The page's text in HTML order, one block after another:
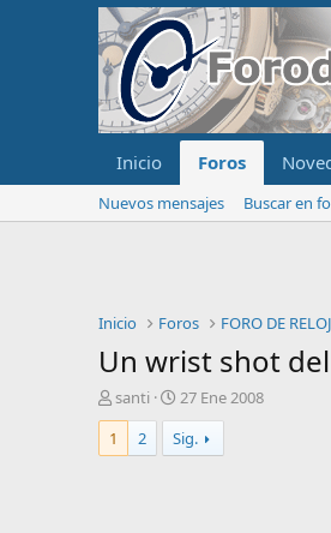
Inicio Foros
Nuevos mensajes Buscar en
Inicio Foros FORO DE
Un wrist shot
I
n
i
c
santi
F
e
c
h
27 Ene 2008
1
2 Sig.